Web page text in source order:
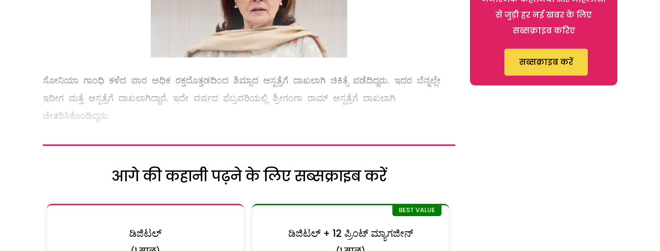
ಸೋನಿಯಾ ಗಾಂಧಿ ಕಳೆದ ವಾರ ಅಧಿಕ ರಕ್ತದೊತ್ತಡದಿಂದ ಶಿಮ್ಲಾದ ಆಸ್ಪತ್ರೆಗೆ ದಾಖಲಾಗಿ ಚಿಕಿತ್ಸೆ ಪಡೆದಿದ್ದರು. ಇದರ ಬೆನ್ನಲ್ಲೇ
ಇದೀಗ ಮತ್ತೆ ಆಸ್ಪತ್ರೆಗೆ ದಾಖಲಾಗಿದ್ದಾರೆ. ಇದೇ ವರ್ಷದ ಫೆಬ್ರವರಿಯಲ್ಲಿ ಶ್ರೀಗಂಗಾ ರಾಮ್ ಆಸ್ಪತ್ರೆಗೆ ದಾಖಲಾಗಿ
ಚೇತರಿಸಿಕೊಂಡಿದ್ದರು.
आगे की कहानी पढ़ने के लिए सब्सक्राइब करें
ಡಿಜಿಟಲ್ ಡಿಜಿಟಲ್ + 12 ಪ್ರಿಂಟ್ ಮ್ಯಾಗಜೀನ್
से जुड़ी हर नई खबर के लिए
सब्सक्राइब करिए
सब्सक्राइब करें